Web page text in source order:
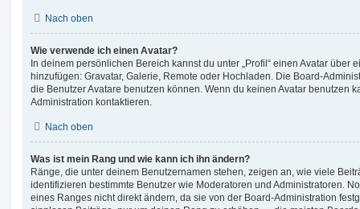
Nach oben
Wie verwende ich einen Avatar?
In deinem persönlichen Bereich kannst du unter „Profil“ einen Avatar über
hinzufügen: Gravatar, Galerie, Remote oder Hochladen. Die Board-
die Benutzer Avatare benutzen können. Wenn du keinen Avatar benutzen
Administration kontaktieren.
Nach oben
Was ist mein Rang und wie kann ich ihn ändern?
Ränge, die unter deinem Benutzernamen stehen, zeigen an, wie viele
identifizieren bestimmte Benutzer wie Moderatoren und Administratoren.
eines Ranges nicht direkt ändern, da sie von der Board-Administration